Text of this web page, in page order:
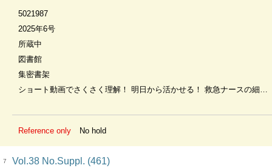
5021987
2025年6号
所蔵中
図書館
集密書架
ショート動画でさくさく理解！ 明日から活かせる！ 救急ナースの細か手技～勉強会でも使える～
Reference only No hold
7 Vol.38 No.Suppl. (461)